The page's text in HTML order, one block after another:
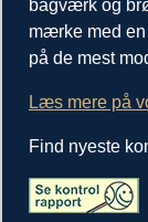
bagværk og
mærke med en
på de mest
Læs mere på
Find nyeste